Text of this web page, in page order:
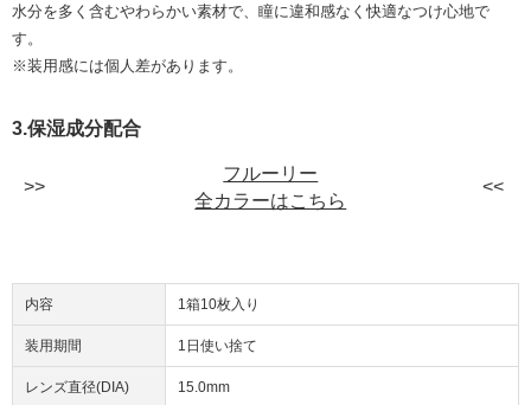
水分を多く含むやわらかい素材で、瞳に違和感なく快適なつけ心地で
す。
※装用感には個人差があります。
3.保湿成分配合
フルーリー
全カラーはこちら
内容 1箱10枚入り
装用期間 1日使い捨て
レンズ直径(DIA) 15.0mm